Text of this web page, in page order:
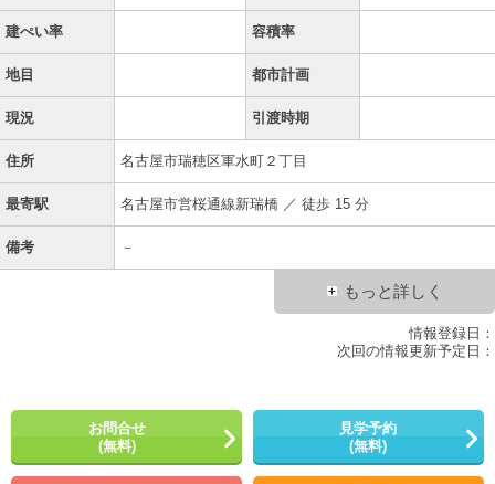
建ぺい率 容積率
地目 都市計画
現況 引渡時期
住所 名古屋市瑞穂区軍水町２丁目
最寄駅 名古屋市営桜通線新瑞橋 ／ 徒歩 15 分
備考 －
もっと詳しく
情報登録日：
次回の情報更新予定日：
お問合せ
(無料)
見学予約
(無料)